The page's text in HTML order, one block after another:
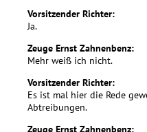
Vorsitzender Richter:
Ja.
Zeuge Ernst Zahnenbenz:
Mehr weiß ich nicht.
Vorsitzender Richter:
Es ist mal hier die Rede
Abtreibungen.
Zeuge Ernst Zahnenbenz: